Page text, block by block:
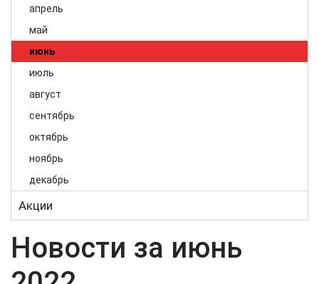
Август
Сентябрь
Октябрь
Ноябрь
Декабрь
Июль
Август
апрель
май
июнь
июль
август
сентябрь
октябрь
ноябрь
декабрь
Акции
Новости за июнь